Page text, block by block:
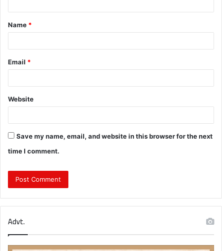
t
*
Name *
Email *
Website
Save my name, email, and website in this browser for the next
time I comment.
Advt.